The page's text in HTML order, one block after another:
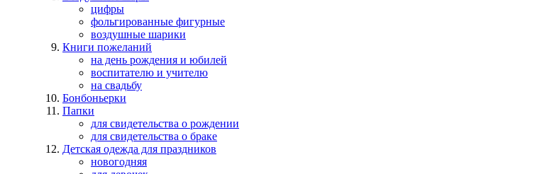
цифры
фольгированные фигурные
воздушные шарики
Книги пожеланий
на день рождения и юбилей
воспитателю и учителю
на свадьбу
Бонбоньерки
Папки
для свидетельства о рождении
для свидетельства о браке
Детская одежда для праздников
новогодняя